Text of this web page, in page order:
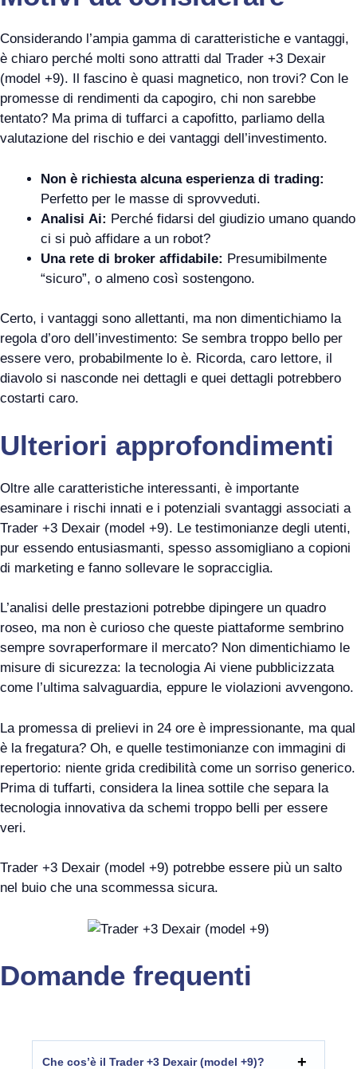
Considerando l’ampia gamma di caratteristiche e vantaggi,
è chiaro perché molti sono attratti dal Trader +3 Dexair
(model +9). Il fascino è quasi magnetico, non trovi? Con le
promesse di rendimenti da capogiro, chi non sarebbe
tentato? Ma prima di tuffarci a capofitto, parliamo della
valutazione del rischio e dei vantaggi dell’investimento.
Non è richiesta alcuna esperienza di trading:
Perfetto per le masse di sprovveduti.
Analisi Ai: Perché fidarsi del giudizio umano quando
ci si può affidare a un robot?
Una rete di broker affidabile: Presumibilmente
“sicuro”, o almeno così sostengono.
Certo, i vantaggi sono allettanti, ma non dimentichiamo la
regola d’oro dell’investimento: Se sembra troppo bello per
essere vero, probabilmente lo è. Ricorda, caro lettore, il
diavolo si nasconde nei dettagli e quei dettagli potrebbero
costarti caro.
Ulteriori approfondimenti
Oltre alle caratteristiche interessanti, è importante
esaminare i rischi innati e i potenziali svantaggi associati a
Trader +3 Dexair (model +9). Le testimonianze degli utenti,
pur essendo entusiasmanti, spesso assomigliano a copioni
di marketing e fanno sollevare le sopracciglia.
L’analisi delle prestazioni potrebbe dipingere un quadro
roseo, ma non è curioso che queste piattaforme sembrino
sempre sovraperformare il mercato? Non dimentichiamo le
misure di sicurezza: la tecnologia Ai viene pubblicizzata
come l’ultima salvaguardia, eppure le violazioni avvengono.
La promessa di prelievi in 24 ore è impressionante, ma qual
è la fregatura? Oh, e quelle testimonianze con immagini di
repertorio: niente grida credibilità come un sorriso generico.
Prima di tuffarti, considera la linea sottile che separa la
tecnologia innovativa da schemi troppo belli per essere
veri.
Trader +3 Dexair (model +9) potrebbe essere più un salto
nel buio che una scommessa sicura.
Domande frequenti
Che cos’è il Trader +3 Dexair (model +9)?